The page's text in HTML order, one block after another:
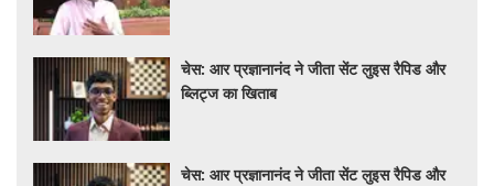
चेस: आर प्रज्ञानानंद ने जीता सेंट लुइस रैपिड और
ब्लिट्ज का खिताब
चेस: आर प्रज्ञानानंद ने जीता सेंट लुइस रैपिड और